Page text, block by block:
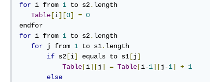
for i from 1 to s2. length
Table [i][0] = 0
for i from 1 to s2. length
for j from 1 to s1. length
if s2 [i] equals to s1 [j]
Table [i][j] = Table [i-1][j -1] + 1
else